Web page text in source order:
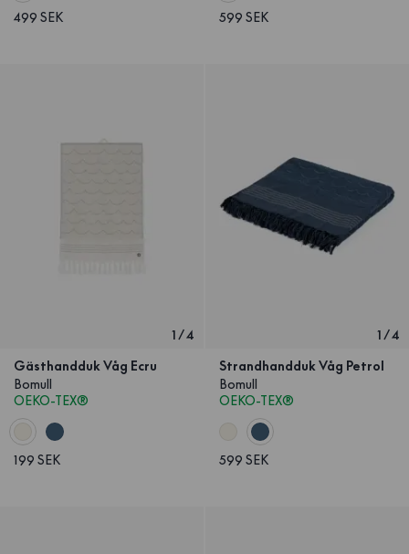
499 SEK 599 SEK
1/4
Gästhandduk Våg Ecru
Bomull
OEKO-TEX®
199 SEK
1/4
Strandhandduk Våg Petrol
Bomull
OEKO-TEX®
599 SEK